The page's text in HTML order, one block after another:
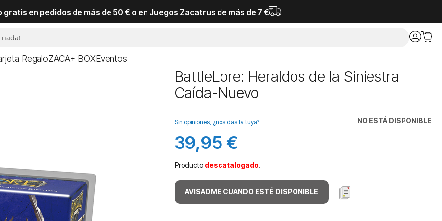
gratis en pedidos de más de 50 € o en Juegos Zacatrus de más de 7 €
RegaloZACA+ BOXEventos
BattleLore: Heraldos de la Siniestra
Caída-Nuevo
NO ESTÁ DISPONIBLE
Sin opiniones, ¿nos das la tuya?
39,95 €
Producto descatalogado.
AVISADME CUANDO ESTÉ DISPONIBLE